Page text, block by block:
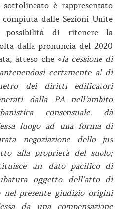
è rappresentato
compiuta dalle Sezioni Unite
di ritenere la
dalla pronuncia del 2020
atteso che «la cessione di
certamente al di
dei diritti edificatori
dalla PA nell’ambito
consensuale, dà
luogo ad una forma di
negoziazione dello jus
alla proprietà del suolo;
un dato pacifico di
oggetto dell’atto di
nel presente giudizio origini
da una compensazione